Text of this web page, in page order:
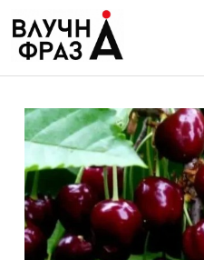
содержимому
Гроші
Життя
Лайфстайл
ТехноНаука